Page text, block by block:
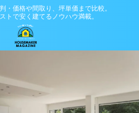
・価格や間取り、坪単価まで比較。
トで安く建てるノウハウ満載。